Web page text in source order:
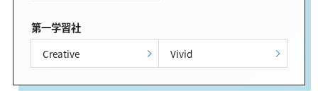
第一学習社
Creative Vivid